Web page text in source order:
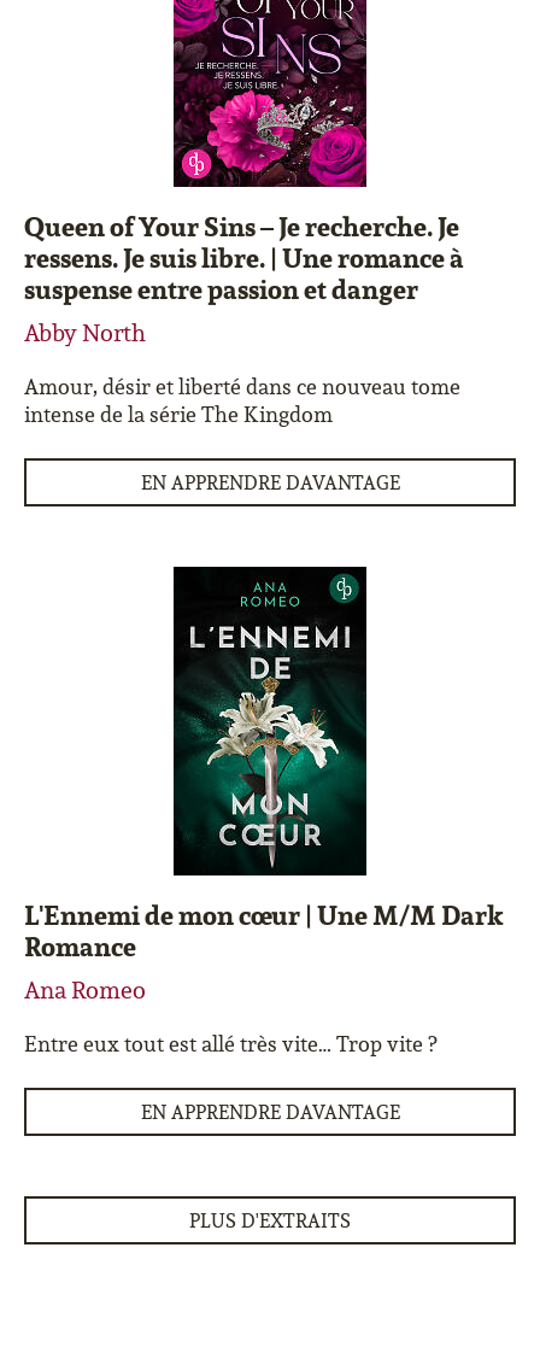
Queen of Your Sins – Je recherche. Je
ressens. Je suis libre. | Une romance à
suspense entre passion et danger
Abby North
Amour, désir et liberté dans ce nouveau tome
intense de la série The Kingdom
EN APPRENDRE DAVANTAGE
L'Ennemi de mon cœur | Une M/M Dark
Romance
Ana Romeo
Entre eux tout est allé très vite… Trop vite ?
EN APPRENDRE DAVANTAGE
PLUS D'EXTRAITS